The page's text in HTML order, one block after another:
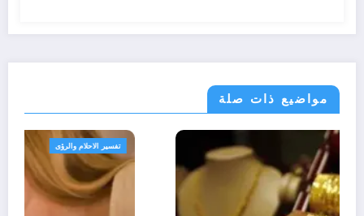
مواضيع ذات صلة
تفسير الاحلام والرؤى